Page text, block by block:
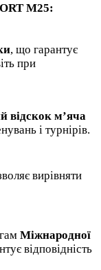
M25:
, що гарантує
при
відскок м’яча
і турнірів.
вирівняти
Міжнародної
відповідність